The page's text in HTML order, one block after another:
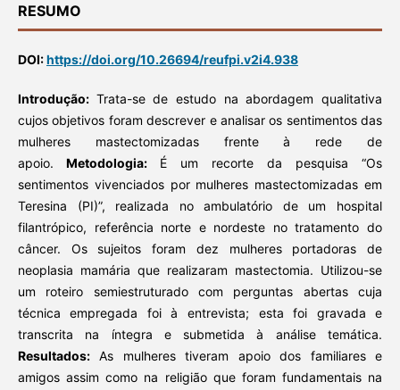
RESUMO
DOI:https://doi.org/10.26694/reufpi.v2i4.938
Introdução: Trata-se de estudo na abordagem qualitativa
cujos objetivos foram descrever e analisar os sentimentos das
mulheres mastectomizadas frente à rede de
apoio. Metodologia: É um recorte da pesquisa “Os
sentimentos vivenciados por mulheres mastectomizadas em
Teresina (PI)”, realizada no ambulatório de um hospital
filantrópico, referência norte e nordeste no tratamento do
câncer. Os sujeitos foram dez mulheres portadoras de
neoplasia mamária que realizaram mastectomia. Utilizou-se
um roteiro semiestruturado com perguntas abertas cuja
técnica empregada foi à entrevista; esta foi gravada e
transcrita na íntegra e submetida à análise temática.
Resultados:As mulheres tiveram apoio dos familiares e
amigos assim como na religião que foram fundamentais na